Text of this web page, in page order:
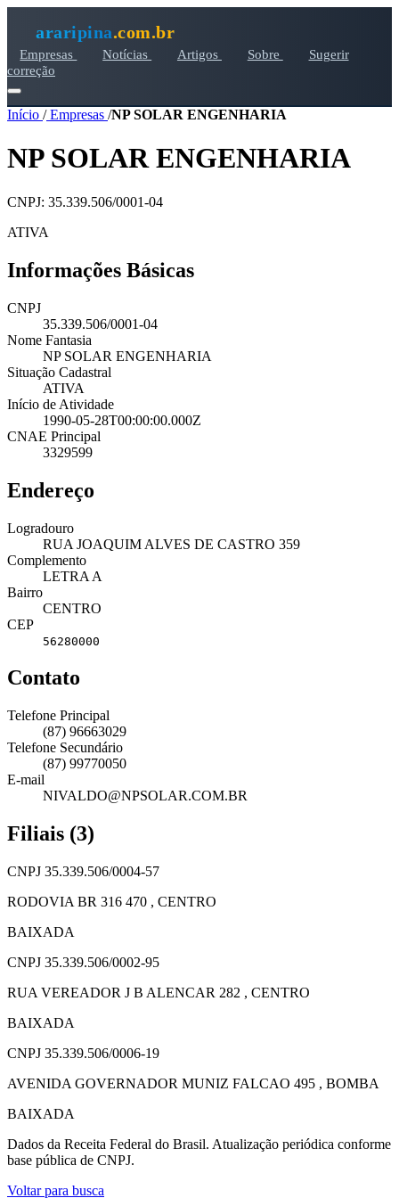
araripina.com.br
Empresas Notícias Artigos Sobre
Sugerir
correção
Início /Empresas /NP SOLAR ENGENHARIA
NP SOLAR ENGENHARIA
CNPJ: 35.339.506/0001-04
ATIVA
Informações Básicas
CNPJ
35.339.506/0001-04
Nome Fantasia
NP SOLAR ENGENHARIA
Situação Cadastral
ATIVA
Início de Atividade
1990-05-28T00:00:00.000Z
CNAE Principal
3329599
Endereço
Logradouro
RUA JOAQUIM ALVES DE CASTRO 359
Complemento
LETRA A
Bairro
CENTRO
CEP
56280000
Contato
Telefone Principal
(87) 96663029
Telefone Secundário
(87) 99770050
E-mail
NIVALDO@NPSOLAR.COM.BR
Filiais (3)
CNPJ 35.339.506/0004-57
RODOVIA BR 316 470 , CENTRO
BAIXADA
CNPJ 35.339.506/0002-95
RUA VEREADOR J B ALENCAR 282 , CENTRO
BAIXADA
CNPJ 35.339.506/0006-19
AVENIDA GOVERNADOR MUNIZ FALCAO 495 , BOMBA
BAIXADA
Dados da Receita Federal do Brasil. Atualização periódica conforme
base pública de CNPJ.
Voltar para busca